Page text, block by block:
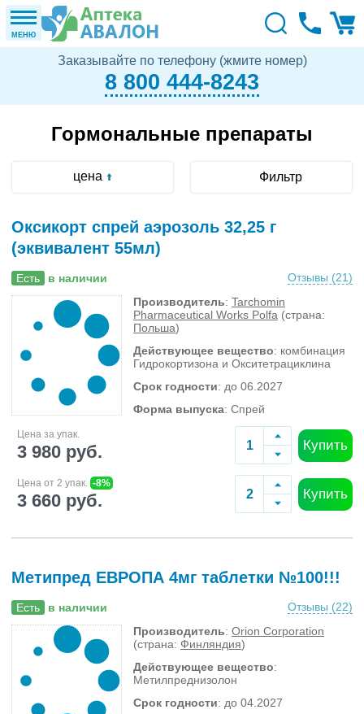
МЕНЮ
Заказывайте по телефону (жмите номер)
8 800 444-8243
Гормональные препараты
цена Фильтр
Оксикорт спрей аэрозоль 32,25 г
(эквивалент 55мл)
Есть в наличии Отзывы (21)
Производитель: Tarchomin
Pharmaceutical Works Polfa (страна:
Польша)
Действующее вещество: комбинация
Гидрокортизона и Окситетрациклина
Срок годности: до 06.2027
Форма выпуска: Спрей
Цена за упак.
3 980 руб. Купить
Цена от 2 упак. -8%
3 660 руб. Купить
Метипред ЕВРОПА 4мг таблетки №100!!!
Есть в наличии Отзывы (22)
Производитель: Orion Corporation
(страна: Финляндия)
Действующее вещество:
Метилпреднизолон
Срок годности: до 04.2027